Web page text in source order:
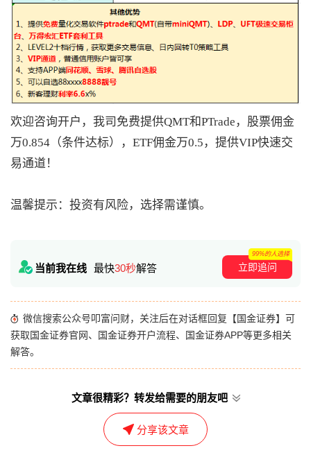
欢迎咨询开户，我司免费提供QMT和PTrade，股票佣金
万0.854（条件达标），ETF佣金万0.5，提供VIP快速交
易通道！
温馨提示：投资有风险，选择需谨慎。
当前我在线 最快30秒解答 立即追问
99%的人选择
微信搜索公众号叩富问财，关注后在对话框回复【国金证券】可
获取国金证券官网、国金证券开户流程、国金证券APP等更多相关
解答。
文章很精彩？转发给需要的朋友吧
分享该文章